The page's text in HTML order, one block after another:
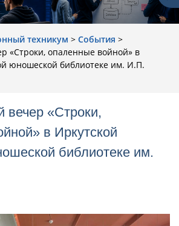
техникум > События >
«Строки, опаленные войной» в
юношеской библиотеке им. И.П.
вечер «Строки,
в Иркутской
библиотеке им.